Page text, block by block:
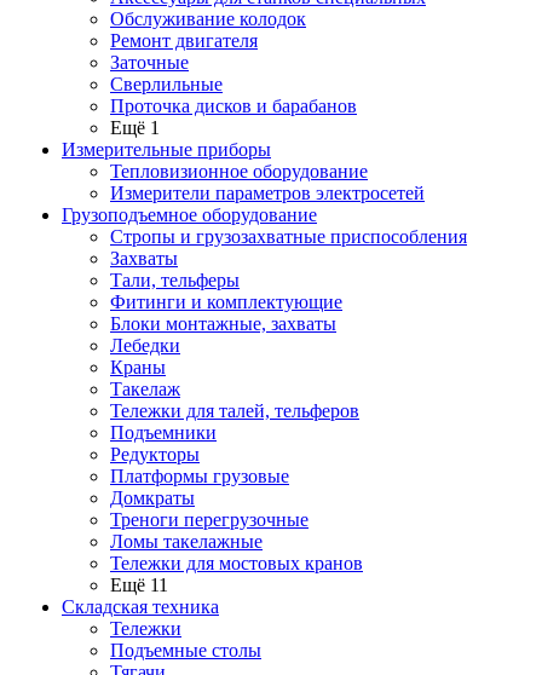
Обслуживание колодок
Ремонт двигателя
Заточные
Сверлильные
Проточка дисков и барабанов
Ещё 1
Измерительные приборы
Тепловизионное оборудование
Измерители параметров электросетей
Грузоподъемное оборудование
Стропы и грузозахватные приспособления
Захваты
Тали, тельферы
Фитинги и комплектующие
Блоки монтажные, захваты
Лебедки
Краны
Такелаж
Тележки для талей, тельферов
Подъемники
Редукторы
Платформы грузовые
Домкраты
Треноги перегрузочные
Ломы такелажные
Тележки для мостовых кранов
Ещё 11
Складская техника
Тележки
Подъемные столы